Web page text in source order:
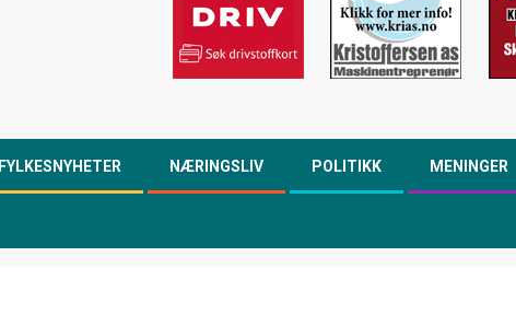
FYLKESNYHETER NÆRINGSLIV POLITIKK MENINGER